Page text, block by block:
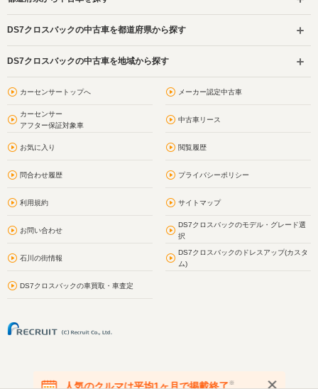
DS7クロスバックの中古車を都道府県から探す
DS7クロスバックの中古車を地域から探す
カーセンサートップへ メーカー認定中古車
カーセンサー
アフター保証対象車
中古車リース
お気に入り 閲覧履歴
問合わせ履歴 プライバシーポリシー
利用規約 サイトマップ
お問い合わせ
DS7クロスバックのモデル・グレード選
択
石川の街情報
DS7クロスバックのドレスアップ(カスタ
ム)
DS7クロスバックの車買取・車査定
人気のクルマは平均1ヶ月で掲載終了※